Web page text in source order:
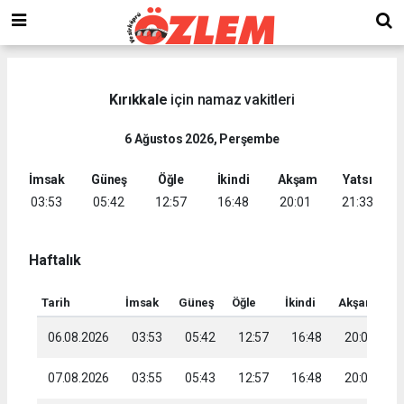
Kırıkkale için namaz vakitleri
6 Ağustos 2026, Perşembe
İmsak
03:53
Güneş
05:42
Öğle
12:57
İkindi
16:48
Akşam
20:01
Yatsı
21:33
Haftalık
Tarih İmsak Güneş Öğle İkindi Akşam
06.08.2026 03:53 05:42 12:57 16:48 20:01
07.08.2026 03:55 05:43 12:57 16:48 20:00